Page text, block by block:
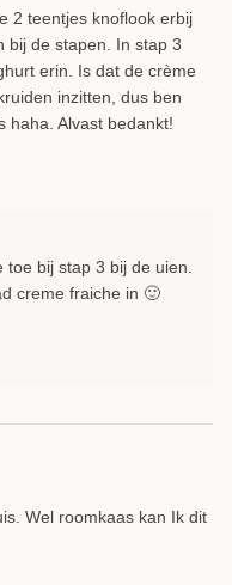
2 teentjes knoflook erbij
bij de stapen. In stap 3
erin. Is dat de crème
inzitten, dus ben
haha. Alvast bedankt!
toe bij stap 3 bij de uien.
creme fraiche in 🙂
Wel roomkaas kan Ik dit